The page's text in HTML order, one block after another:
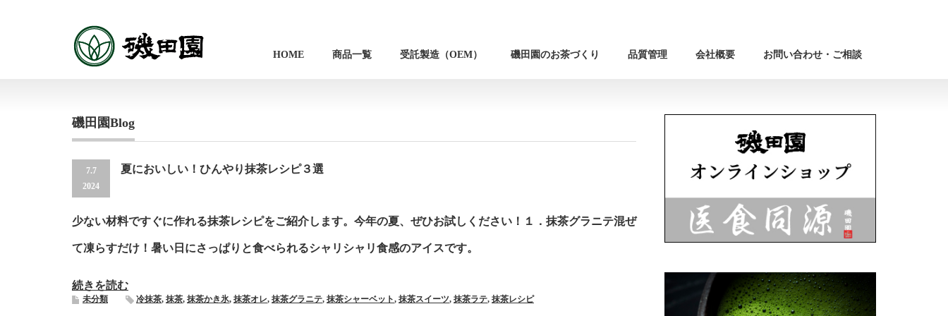
HOME 商品一覧 受託製造（OEM） 磯田園のお茶づくり 品質管理 会社概要 お問い合わせ・ご相談
磯田園Blog
7.7
2024
夏においしい！ひんやり抹茶レシピ３選
少ない材料ですぐに作れる抹茶レシピをご紹介します。今年の夏、ぜひお試しください！１．抹茶グラニテ混ぜ
て凍らすだけ！暑い日にさっぱりと食べられるシャリシャリ食感のアイスです。
続きを読む
未分類 冷抹茶, 抹茶, 抹茶かき氷, 抹茶オレ, 抹茶グラニテ, 抹茶シャーベット, 抹茶スイーツ, 抹茶ラテ, 抹茶レシピ